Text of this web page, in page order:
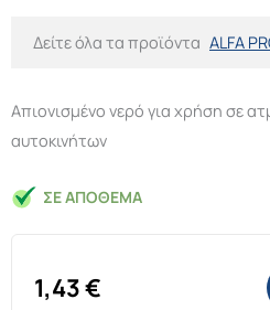
Δείτε όλα τα προϊόντα ALFA
Απιονισμένο νερό για χρήση σε
αυτοκινήτων
ΣΕ ΑΠΌΘΕΜΑ
1,43€